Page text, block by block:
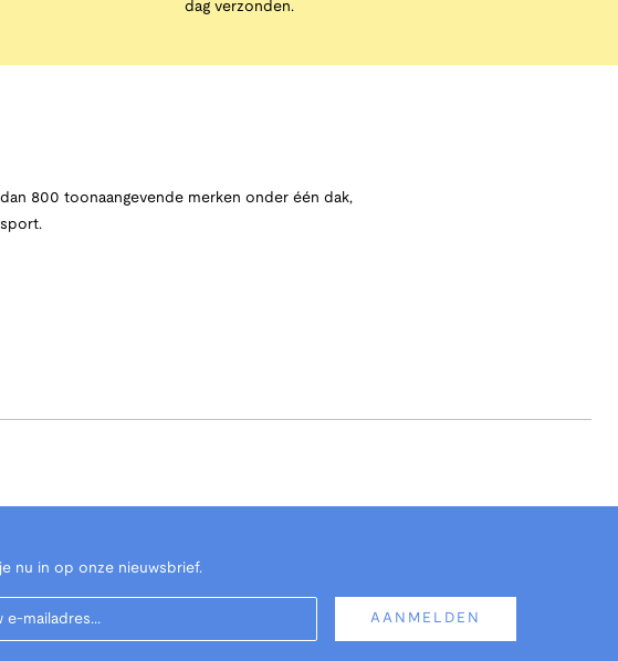
dag verzonden.
800 toonaangevende merken onder één dak,
nu in op onze nieuwsbrief.
AANMELDEN